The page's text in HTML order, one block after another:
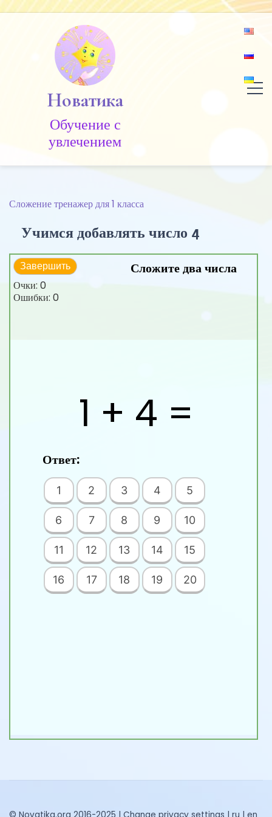
Skip
Новатика
Обучение c
увлечением
Сложение тренажер для 1 класса
Учимся добавлять число 4
Завершить
Очки: 0
Ошибки: 0
Сложите два числа
1 + 4 =
Ответ:
1 2 3 4 5
6 7 8 9 10
11 12 13 14 15
16 17 18 19 20